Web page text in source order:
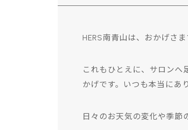
HERS南青山は、おかげさ
これもひとえに、サロンへ
かげです。いつも本当にあ
日々のお天気の変化や季節